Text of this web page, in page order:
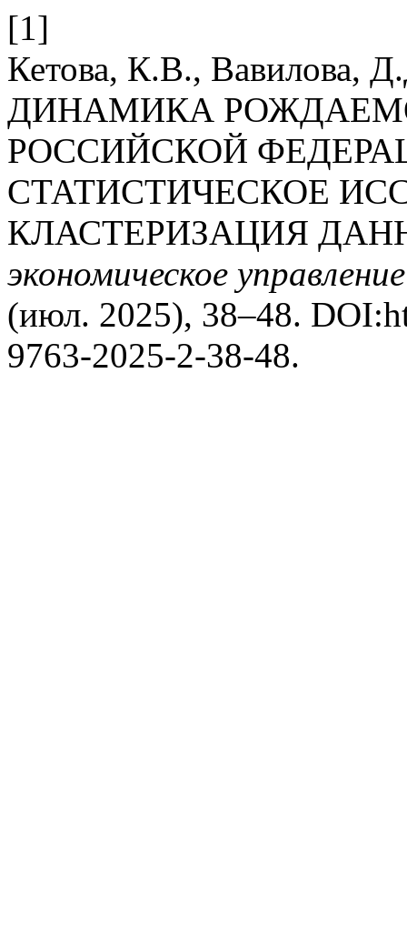
[1]
Кетова, К.В., Вавилова,
ДИНАМИКА
РОССИЙСКОЙ
СТАТИСТИЧЕСКОЕ
КЛАСТЕРИЗАЦИЯ
экономическое
(июл. 2025), 38–48.
9763-2025-2-38-48.